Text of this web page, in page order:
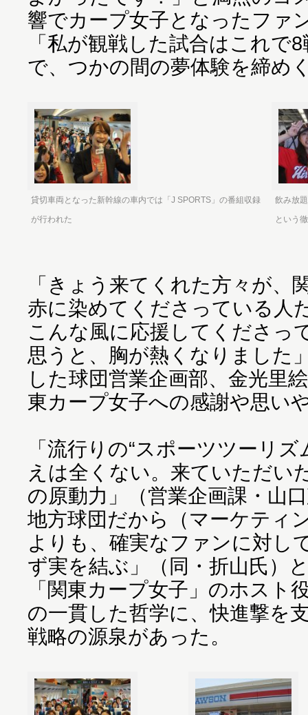
響でカープ女子となったファ
「私が観戦した試合はこれで
で、つかの間の夢体験を締め
貸切車両となった新幹線の車内では「J SPORTS」の番組収録
が行われた
飲み放
という
「きょう来てくれた方々が、
赤に染めてくださっている人
こんな風に応援してくださっ
思うと、胸が熱くなりました
した球団営業企画部、金光里
東カープ女子への感謝や思い
「流行りの“スポーツツーリ
えは全くない。来ていただい
の原動力」（営業企画課・山
地方球団だから（マーケティ
よりも、確実なファンに対し
ず実を結ぶ」（同・折山氏）
「関東カープ女子」のホスト
の一貫した哲学に、快進撃を
戦略の源泉があった。